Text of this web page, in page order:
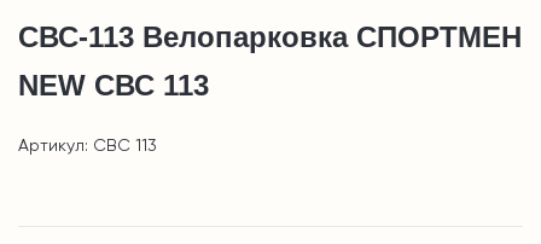
СВС-113 Велопарковка СПОРТМЕН
NEW СВС 113
Артикул: СВС 113